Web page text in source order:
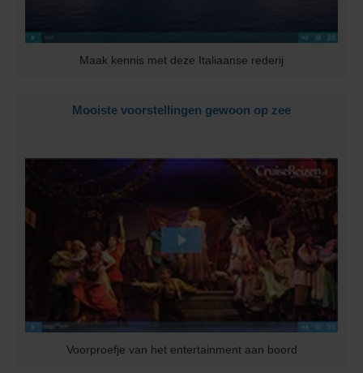
Maak kennis met deze Italiaanse rederij
Mooiste voorstellingen gewoon op zee
Voorproefje van het entertainment aan boord